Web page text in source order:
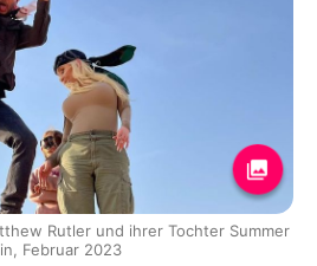
Rutler und ihrer Tochter Summer
Februar 2023